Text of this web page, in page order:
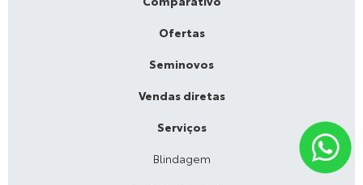
Ofertas
Seminovos
Vendas diretas
Serviços
Blindagem